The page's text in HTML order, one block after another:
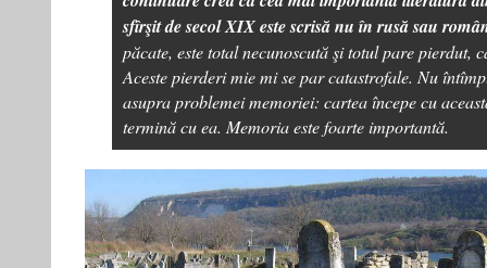
sfîrşit de secol XIX este scrisă nu în rusă sau
păcate, este total necunoscută şi totul pare pierdut,
Aceste pierderi mie mi se par catastrofale. Nu
asupra problemei memoriei: cartea începe cu
termină cu ea. Memoria este foarte importantă.